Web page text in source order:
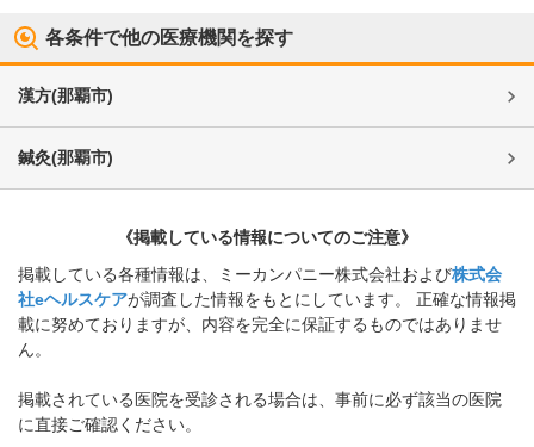
各条件で他の医療機関を探す
漢方(那覇市)
鍼灸(那覇市)
《掲載している情報についてのご注意》
掲載している各種情報は、ミーカンパニー株式会社および株式会
社eヘルスケアが調査した情報をもとにしています。 正確な情報掲
載に努めておりますが、内容を完全に保証するものではありませ
ん。
掲載されている医院を受診される場合は、事前に必ず該当の医院
に直接ご確認ください。